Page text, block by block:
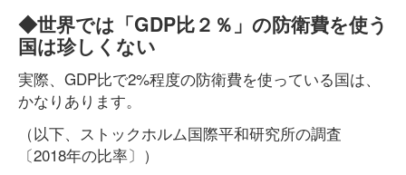
◆世界では「GDP比２％」の防衛費を使う
国は珍しくない
実際、GDP比で2%程度の防衛費を使っている国は、
かなりあります。
（以下、ストックホルム国際平和研究所の調査
〔2018年の比率〕）